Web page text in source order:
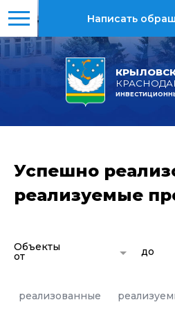
Написать
Успешно
реализуемые
Объекты
от до
реализованные